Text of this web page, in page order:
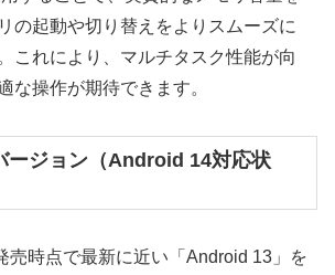
の起動や切り替えをよりスムーズに
これにより、マルチタスク性能が向
な操作が期待できます。
ジョン（Android 14対応状
売時点で最新に近い「Android 13」を